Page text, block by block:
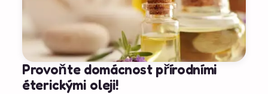
Provoňte domácnost přírodními
éterickými oleji!